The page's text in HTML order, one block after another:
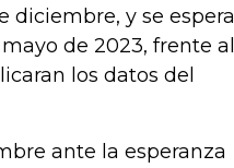
diciembre, y se espera
de 2023, frente al
los datos del
ante la esperanza